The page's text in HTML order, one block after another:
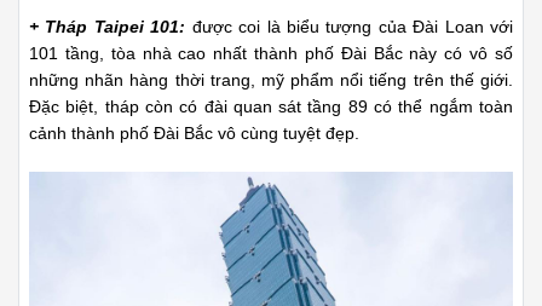
+ Tháp Taipei 101: được coi là biểu tượng của Đài Loan với
101 tầng, tòa nhà cao nhất thành phố Đài Bắc này có vô số
những nhãn hàng thời trang, mỹ phẩm nổi tiếng trên thế giới.
Đặc biệt, tháp còn có đài quan sát tầng 89 có thể ngắm toàn
cảnh thành phố Đài Bắc vô cùng tuyệt đẹp.